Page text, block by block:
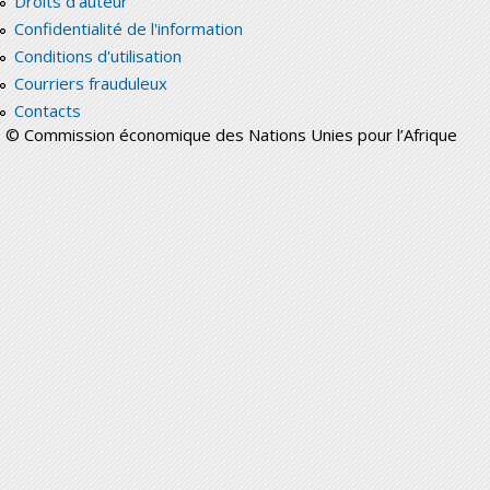
Confidentialité de l'information
Conditions d'utilisation
Courriers frauduleux
Contacts
© Commission économique des Nations Unies pour l’Afrique